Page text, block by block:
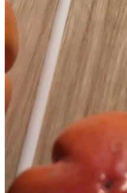
Преимущества
• Интегрированное
удерживает посуду и
дополнительных аксессуаров.
• Минималистичный дизайн
линиями делает изделие
• Глубокий черный цвет
полиуретановым покрытием
характер изделия.
• Влагостойкий материал
прочностью и
• Поверхность устойчива к
сохраняет первоначальный